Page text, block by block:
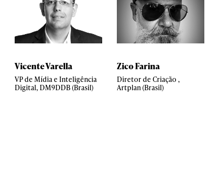
Vicente Varella
VP de Mídia e Inteligência
Digital, DM9DDB (Brasil)
Zico Farina
Diretor de Criação ,
Artplan (Brasil)